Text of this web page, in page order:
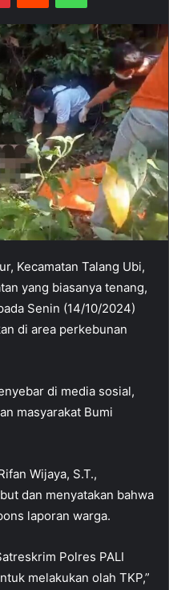
Kecamatan Talang Ubi,
yang biasanya tenang,
Senin (14/10/2024)
di area perkebunan
di media sosial,
masyarakat Bumi
Wijaya, S.T.,
dan menyatakan bahwa
laporan warga.
Polres PALI
melakukan olah TKP,”